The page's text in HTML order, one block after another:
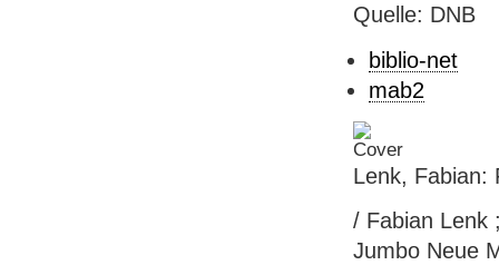
Quelle: DNB
biblio-net
mab2
Lenk, Fabian:
/ Fabian Lenk
Jumbo Neue